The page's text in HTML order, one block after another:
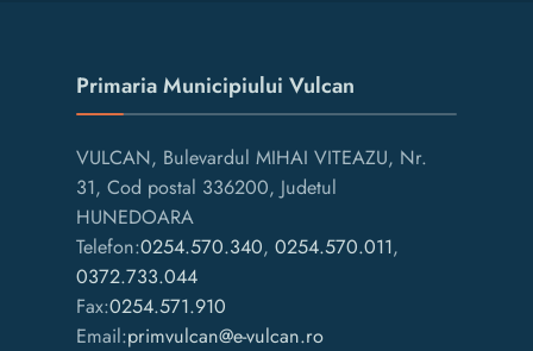
Primaria Municipiului Vulcan
VULCAN, Bulevardul MIHAI VITEAZU, Nr.
31, Cod postal 336200, Judetul
HUNEDOARA
Telefon:0254.570.340, 0254.570.011,
0372.733.044
Fax:0254.571.910
Email:primvulcan@e-vulcan.ro